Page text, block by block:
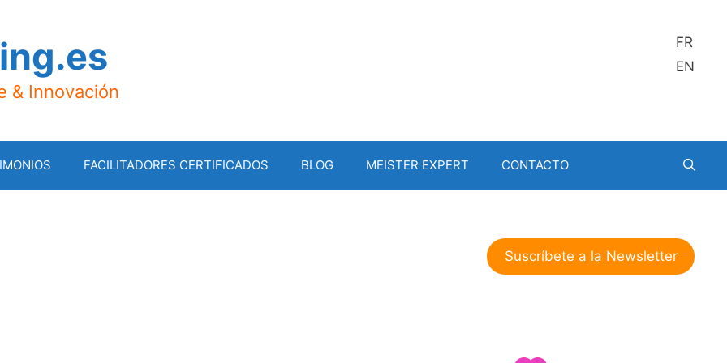
FR
EN
& Innovación
FACILITADORES CERTIFICADOS BLOG MEISTER EXPERT CONTACTO
Suscríbete a la Newsletter